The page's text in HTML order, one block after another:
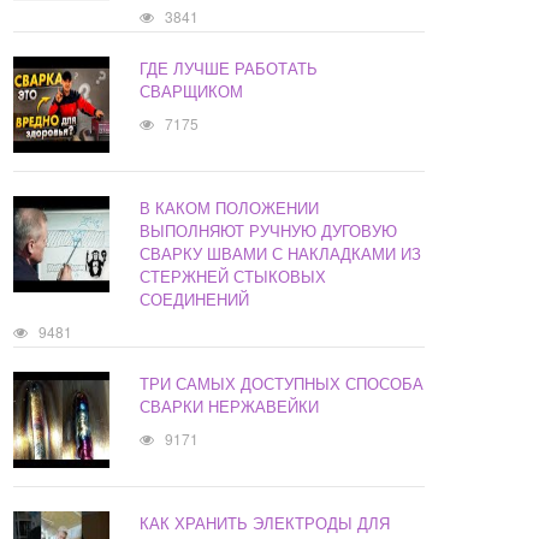
3841
ГДЕ ЛУЧШЕ РАБОТАТЬ
СВАРЩИКОМ
7175
В КАКОМ ПОЛОЖЕНИИ
ВЫПОЛНЯЮТ РУЧНУЮ ДУГОВУЮ
СВАРКУ ШВАМИ С НАКЛАДКАМИ ИЗ
СТЕРЖНЕЙ СТЫКОВЫХ
СОЕДИНЕНИЙ
9481
ТРИ САМЫХ ДОСТУПНЫХ СПОСОБА
СВАРКИ НЕРЖАВЕЙКИ
9171
КАК ХРАНИТЬ ЭЛЕКТРОДЫ ДЛЯ